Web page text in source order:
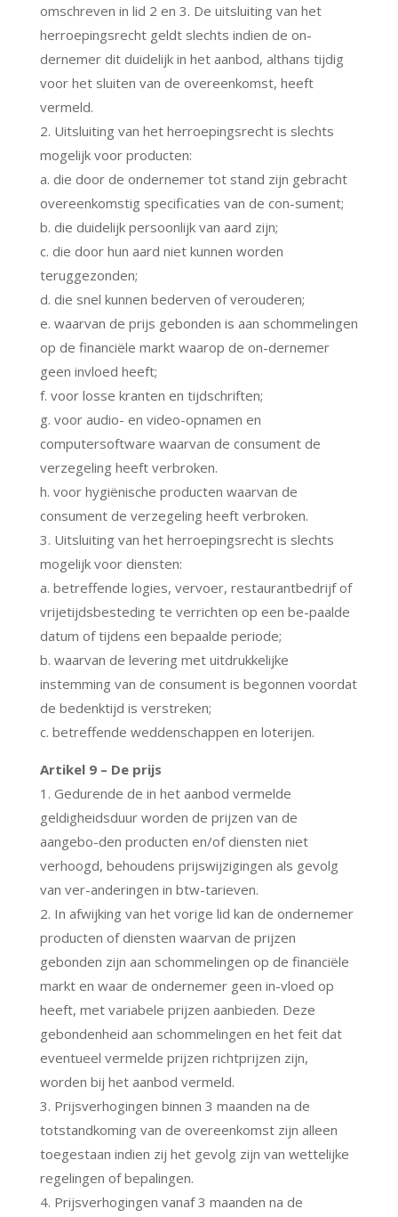
omschreven in lid 2 en 3. De uitsluiting van het
herroepingsrecht geldt slechts indien de on-
dernemer dit duidelijk in het aanbod, althans tijdig
voor het sluiten van de overeenkomst, heeft
vermeld.
2. Uitsluiting van het herroepingsrecht is slechts
mogelijk voor producten:
a. die door de ondernemer tot stand zijn gebracht
overeenkomstig specificaties van de con-sument;
b. die duidelijk persoonlijk van aard zijn;
c. die door hun aard niet kunnen worden
teruggezonden;
d. die snel kunnen bederven of verouderen;
e. waarvan de prijs gebonden is aan schommelingen
op de financiële markt waarop de on-dernemer
geen invloed heeft;
f. voor losse kranten en tijdschriften;
g. voor audio- en video-opnamen en
computersoftware waarvan de consument de
verzegeling heeft verbroken.
h. voor hygiënische producten waarvan de
consument de verzegeling heeft verbroken.
3. Uitsluiting van het herroepingsrecht is slechts
mogelijk voor diensten:
a. betreffende logies, vervoer, restaurantbedrijf of
vrijetijdsbesteding te verrichten op een be-paalde
datum of tijdens een bepaalde periode;
b. waarvan de levering met uitdrukkelijke
instemming van de consument is begonnen voordat
de bedenktijd is verstreken;
c. betreffende weddenschappen en loterijen.
Artikel 9 – De prijs
1. Gedurende de in het aanbod vermelde
geldigheidsduur worden de prijzen van de
aangebo-den producten en/of diensten niet
verhoogd, behoudens prijswijzigingen als gevolg
van ver-anderingen in btw-tarieven.
2. In afwijking van het vorige lid kan de ondernemer
producten of diensten waarvan de prijzen
gebonden zijn aan schommelingen op de financiële
markt en waar de ondernemer geen in-vloed op
heeft, met variabele prijzen aanbieden. Deze
gebondenheid aan schommelingen en het feit dat
eventueel vermelde prijzen richtprijzen zijn,
worden bij het aanbod vermeld.
3. Prijsverhogingen binnen 3 maanden na de
totstandkoming van de overeenkomst zijn alleen
toegestaan indien zij het gevolg zijn van wettelijke
regelingen of bepalingen.
4. Prijsverhogingen vanaf 3 maanden na de